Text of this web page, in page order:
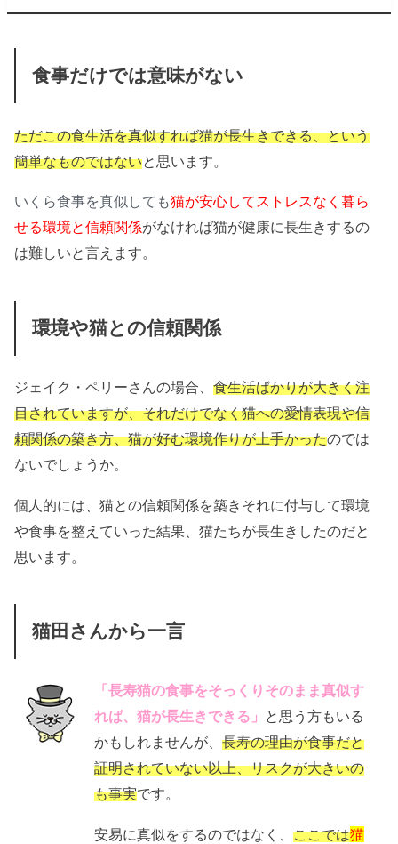
食事だけでは意味がない
ただこの食生活を真似すれば猫が長生きできる、という
簡単なものではないと思います。
いくら食事を真似しても猫が安心してストレスなく暮ら
せる環境と信頼関係がなければ猫が健康に長生きするの
は難しいと言えます。
環境や猫との信頼関係
ジェイク・ペリーさんの場合、食生活ばかりが大きく注
目されていますが、それだけでなく猫への愛情表現や信
頼関係の築き方、猫が好む環境作りが上手かったのでは
ないでしょうか。
個人的には、猫との信頼関係を築きそれに付与して環境
や食事を整えていった結果、猫たちが長生きしたのだと
思います。
猫田さんから一言
「長寿猫の食事をそっくりそのまま真似す
れば、猫が長生きできる」 と思う方もいる
かもしれませんが、長寿の理由が食事だと
証明されていない以上、リスクが大きいの
も事実です。
安易に真似をするのではなく、ここでは猫